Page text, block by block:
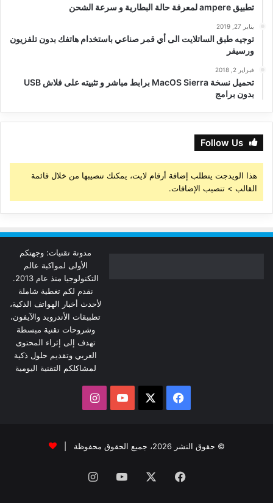
تطبيق ampere لمعرفة حالة البطارية و سرعة الشحن
يناير 27, 2019
توجيه طبق الساتلايت الى أي قمر صناعي باستخدام هاتفك بدون تلفزيون
ورسيفر
فبراير 2, 2018
تحميل نسخة MacOS Sierra برابط مباشر و تثبيته على فلاش USB
بدون برامج
Follow Us
هذا الويدجت يتطلب إضافة أرقام لايت، يمكنك تنصيبها من خلال قائمة
القالب > تنصيب الإضافات.
مدونة تقنيات: وجهتكم
الأولى لمواكبة عالم
التكنولوجيا منذ عام 2013.
نقدم لكم تغطية شاملة
لأحدث أخبار الهواتف الذكية،
تطبيقات الأندرويد والآيفون،
وشروحات تقنية مبسطة
تهدف إلى إثراء المحتوى
العربي وتقديم حلول ذكية
لمشاكلكم التقنية اليومية
فيسبوك ‫YouTubeانستقرام
© حقوق النشر 2026، جميع الحقوق محفوظة |
فيسبوك ‫YouTubeانستقرام